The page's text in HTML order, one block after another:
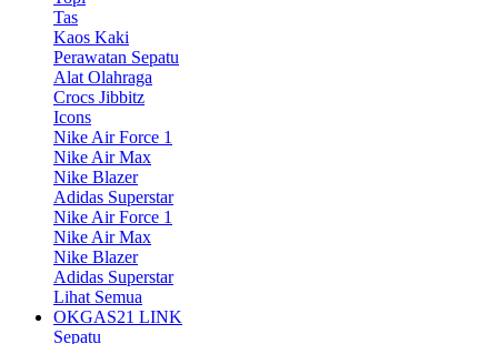
Tas
Kaos Kaki
Perawatan Sepatu
Alat Olahraga
Crocs Jibbitz
Icons
Nike Air Force 1
Nike Air Max
Nike Blazer
Adidas Superstar
Nike Air Force 1
Nike Air Max
Nike Blazer
Adidas Superstar
Lihat Semua
OKGAS21 LINK
Sepatu